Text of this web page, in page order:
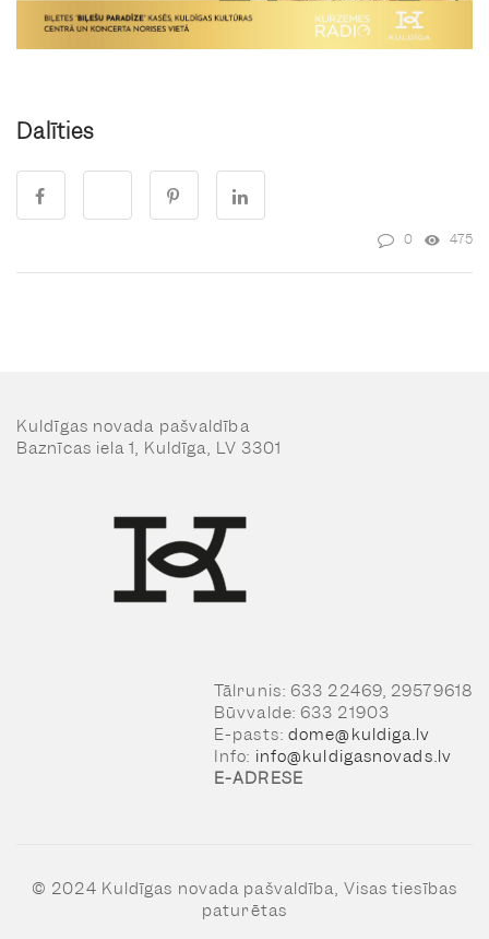
Dalīties
0 475
Kuldīgas novada pašvaldība
Baznīcas iela 1, Kuldīga, LV 3301
Tālrunis: 633 22469, 29579618
Būvvalde: 633 21903
E-pasts: dome@kuldiga.lv
Info: info@kuldigasnovads.lv
E-ADRESE
© 2024 Kuldīgas novada pašvaldība, Visas tiesības
paturētas